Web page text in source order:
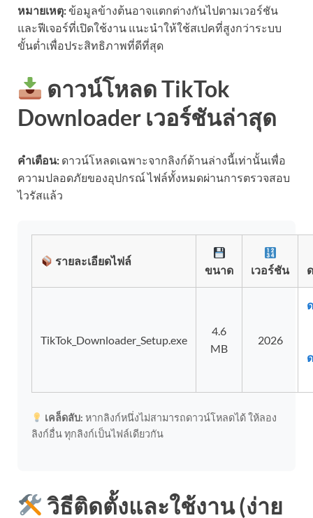
หมายเหตุ:ข้อมูลข้างต้นอาจแตกต่างกันไปตามเวอร์ชัน
และฟีเจอร์ที่เปิดใช้งาน แนะนำให้ใช้สเปคที่สูงกว่าระบบ
ขั้นต่ำเพื่อประสิทธิภาพที่ดีที่สุด
ดาวน์โหลด TikTok
Downloader เวอร์ชันล่าสุด
คำเตือน: ดาวน์โหลดเฉพาะจากลิงก์ด้านล่างนี้เท่านั้นเพื่อ
ความปลอดภัยของอุปกรณ์ ไฟล์ทั้งหมดผ่านการตรวจสอบ
ไวรัสแล้ว
รายละเอียดไฟล์
ขนาด เวอร์ชัน
TikTok_Downloader_Setup.exe
4.6
MB
2026
เคล็ดลับ: หากลิงก์หนึ่งไม่สามารถดาวน์โหลดได้ ให้ลอง
ลิงก์อื่น ทุกลิงก์เป็นไฟล์เดียวกัน
วิธีติดตั้งและใช้งาน (ง่าย